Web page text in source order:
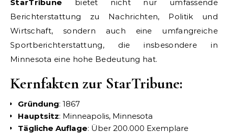
StarTribune bietet nicht nur umfassende
Berichterstattung zu Nachrichten, Politik und
Wirtschaft, sondern auch eine umfangreiche
Sportberichterstattung, die insbesondere in
Minnesota eine hohe Bedeutung hat.
Kernfakten zur StarTribune:
Gründung: 1867
Hauptsitz: Minneapolis, Minnesota
Tägliche Auflage: Über 200.000 Exemplare